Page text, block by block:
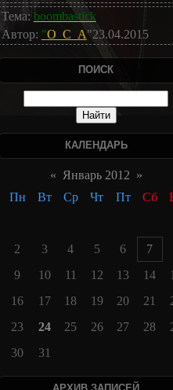
Тема:boombastick
Автор: "O_C_A"23.04.2015
ПОИСК
КАЛЕНДАРЬ
« Январь 2012 »
Пн
Вт Ср Чт Пт Сб
2
3 4 5 6 7
9
10 11 12 13 14
16
17 18 19 20 21
23
24 25 26 27 28
30
31